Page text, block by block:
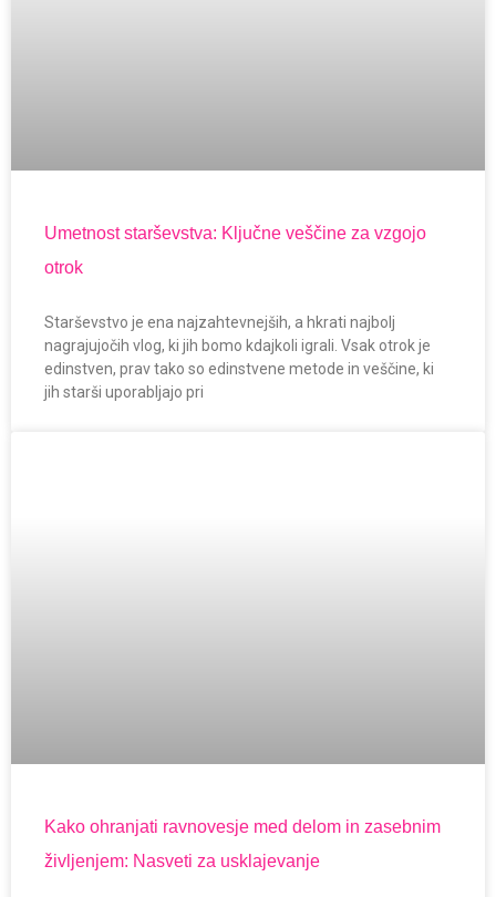
Umetnost starševstva: Ključne veščine za vzgojo
otrok
Starševstvo je ena najzahtevnejših, a hkrati najbolj
nagrajujočih vlog, ki jih bomo kdajkoli igrali. Vsak otrok je
edinstven, prav tako so edinstvene metode in veščine, ki
jih starši uporabljajo pri
Kako ohranjati ravnovesje med delom in zasebnim
življenjem: Nasveti za usklajevanje